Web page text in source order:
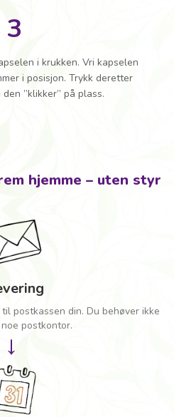
3
i krukken. Vri kapselen
i posisjon. Trykk deretter
”klikker” på plass.
hjemme – uten styr
postkassen din. Du behøver ikke
postkontor.
→